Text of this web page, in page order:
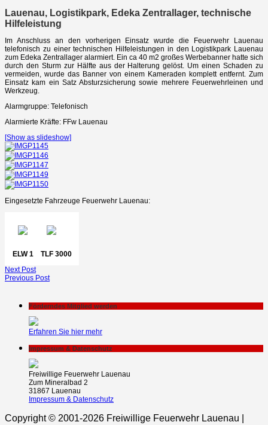
Lauenau, Logistikpark, Edeka Zentrallager, technische
Hilfeleistung
Im Anschluss an den vorherigen Einsatz wurde die Feuerwehr Lauenau
telefonisch zu einer technischen Hilfeleistungen in den Logistikpark Lauenau
zum Edeka Zentrallager alarmiert. Ein ca 40 m2 großes Werbebanner hatte sich
durch den Sturm zur Hälfte aus der Halterung gelöst. Um einen Schaden zu
vermeiden, wurde das Banner von einem Kameraden komplett entfernt. Zum
Einsatz kam ein Satz Absturzsicherung sowie mehrere Feuerwehrleinen und
Werkzeug.
Alarmgruppe: Telefonisch
Alarmierte Kräfte: FFw Lauenau
[Show as slideshow]
Eingesetzte Fahrzeuge Feuerwehr Lauenau:
ELW 1
TLF 3000
Next Post
Previous Post
Förderndes Mitglied werden
Erfahren Sie hier mehr
Impressum & Datenschutz
Freiwillige Feuerwehr Lauenau
Zum Mineralbad 2
31867 Lauenau
Impressum & Datenschutz
Copyright © 2001-2026 Freiwillige Feuerwehr Lauenau |